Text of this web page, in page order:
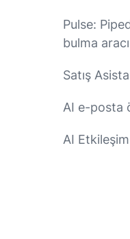
Pulse:
bulma
Satış
AI e-posta
AI Etkileşim